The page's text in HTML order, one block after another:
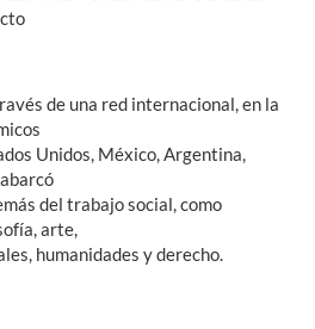
de una red internacional, en la
Unidos, México, Argentina,
del trabajo social, como
arte,
humanidades y derecho.